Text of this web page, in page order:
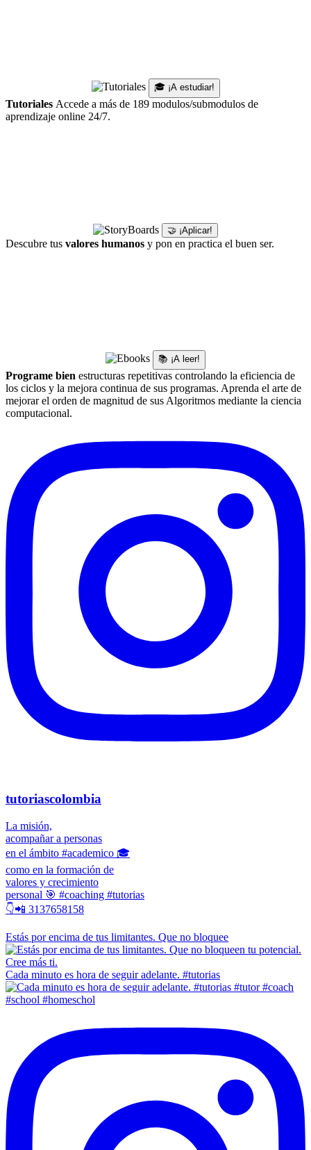
🎓 ¡A estudiar!
Tutoriales Accede a más de 189 modulos/submodulos de
aprendizaje online 24/7.
🤝 ¡Aplicar!
Descubre tus valores humanos y pon en practica el buen ser.
📚 ¡A leer!
Programe bien estructuras repetitivas controlando la eficiencia de
los ciclos y la mejora continua de sus programas. Aprenda el arte de
mejorar el orden de magnitud de sus Algoritmos mediante la ciencia
computacional.
tutoriascolombia
La misión,
acompañar a personas
en el ámbito #academico 🎓
como en la formación de
valores y crecimiento
personal 🎯 #coaching #tutorias
👇📲 3137658158
Estás por encima de tus limitantes. Que no bloquee
Cada minuto es hora de seguir adelante. #tutorias